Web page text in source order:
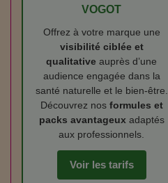
VOGOT
Offrez à votre marque une
visibilité ciblée et
qualitative auprès d’une
audience engagée dans la
santé naturelle et le bien‑être.
Découvrez nos formules et
packs avantageuxadaptés
aux professionnels.
Voir les tarifs